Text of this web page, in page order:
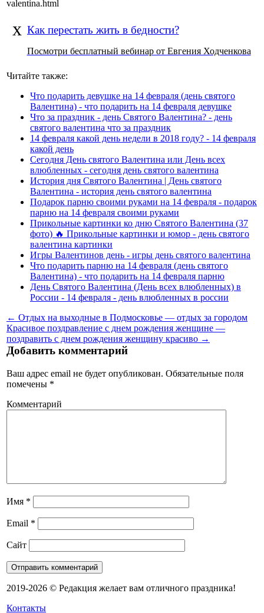
valentina.html
х Как перестать жить в бедности?
Посмотри бесплатный вебинар от Евгения Ходченкова
Читайте также:
Что подарить девушке на 14 февраля (день святого
Валентина) - что подарить на 14 февраля девушке
Что за праздник - день Святого Валентина? - день
святого валентина что за праздник
14 февраля какой день недели в 2018 году? - 14 февраля
какой день
Сегодня День святого Валентина или День всех
влюбленных - сегодня день святого валентина
История дня Святого Валентина | День святого
Валентина - история день святого валентина
Подарок парню своими руками на 14 февраля - подарок
парню на 14 февраля своими руками
Прикольные картинки ко дню Святого Валентина (37
фото) 🔥 Прикольные картинки и юмор - день святого
валентина картинки
Игры Валентинов день - игры день святого валентина
Что подарить парню на 14 февраля (день святого
Валентина) - что подарить на 14 февраля парню
День Святого Валентина (День всех влюбленных) в
России - 14 февраля - день влюбленных в россии
← Отдых на выходные в Подмосковье — отдых за городом
Красивое поздравление с днем рождения женщине —
поздравить с днем рождения женщину красиво →
Добавить комментарий
Ваш адрес email не будет опубликован. Обязательные поля
помечены *
Комментарий
Имя *
Email *
Сайт
2019-2026 © Редакция желает вам отличного праздника!
Контакты